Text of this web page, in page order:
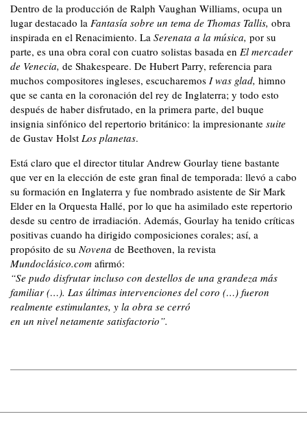
Dentro de la producción de Ralph Vaughan Williams, ocupa un
lugar destacado la Fantasía sobre un tema de Thomas Tallis, obra
inspirada en el Renacimiento. La Serenata a la música, por su
parte, es una obra coral con cuatro solistas basada en El mercader
de Venecia, de Shakespeare. De Hubert Parry, referencia para
muchos compositores ingleses, escucharemos I was glad, himno
que se canta en la coronación del rey de Inglaterra; y todo esto
después de haber disfrutado, en la primera parte, del buque
insignia sinfónico del repertorio británico: la impresionante suite
de Gustav Holst Los planetas.
Está claro que el director titular Andrew Gourlay tiene bastante
que ver en la elección de este gran final de temporada: llevó a cabo
su formación en Inglaterra y fue nombrado asistente de Sir Mark
Elder en la Orquesta Hallé, por lo que ha asimilado este repertorio
desde su centro de irradiación. Además, Gourlay ha tenido críticas
positivas cuando ha dirigido composiciones corales; así, a
propósito de su Novena de Beethoven, la revista
Mundoclásico.com afirmó:
“Se pudo disfrutar incluso con destellos de una grandeza más
familiar (…). Las últimas intervenciones del coro (…) fueron
realmente estimulantes, y la obra se cerró
en un nivel netamente satisfactorio”.